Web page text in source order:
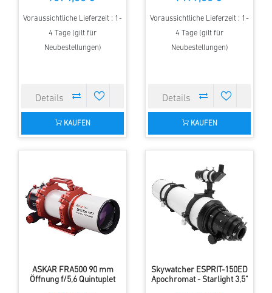
Voraussichtliche Lieferzeit : 1-
4 Tage (gilt für
Neubestellungen)
KAUFEN
Voraussichtliche Lieferzeit : 1-
4 Tage (gilt für
Neubestellungen)
KAUFEN
ASKAR FRA500 90 mm
Öffnung f/5,6 Quintuplet
Skywatcher ESPRIT-150ED
Apochromat - Starlight 3,5"